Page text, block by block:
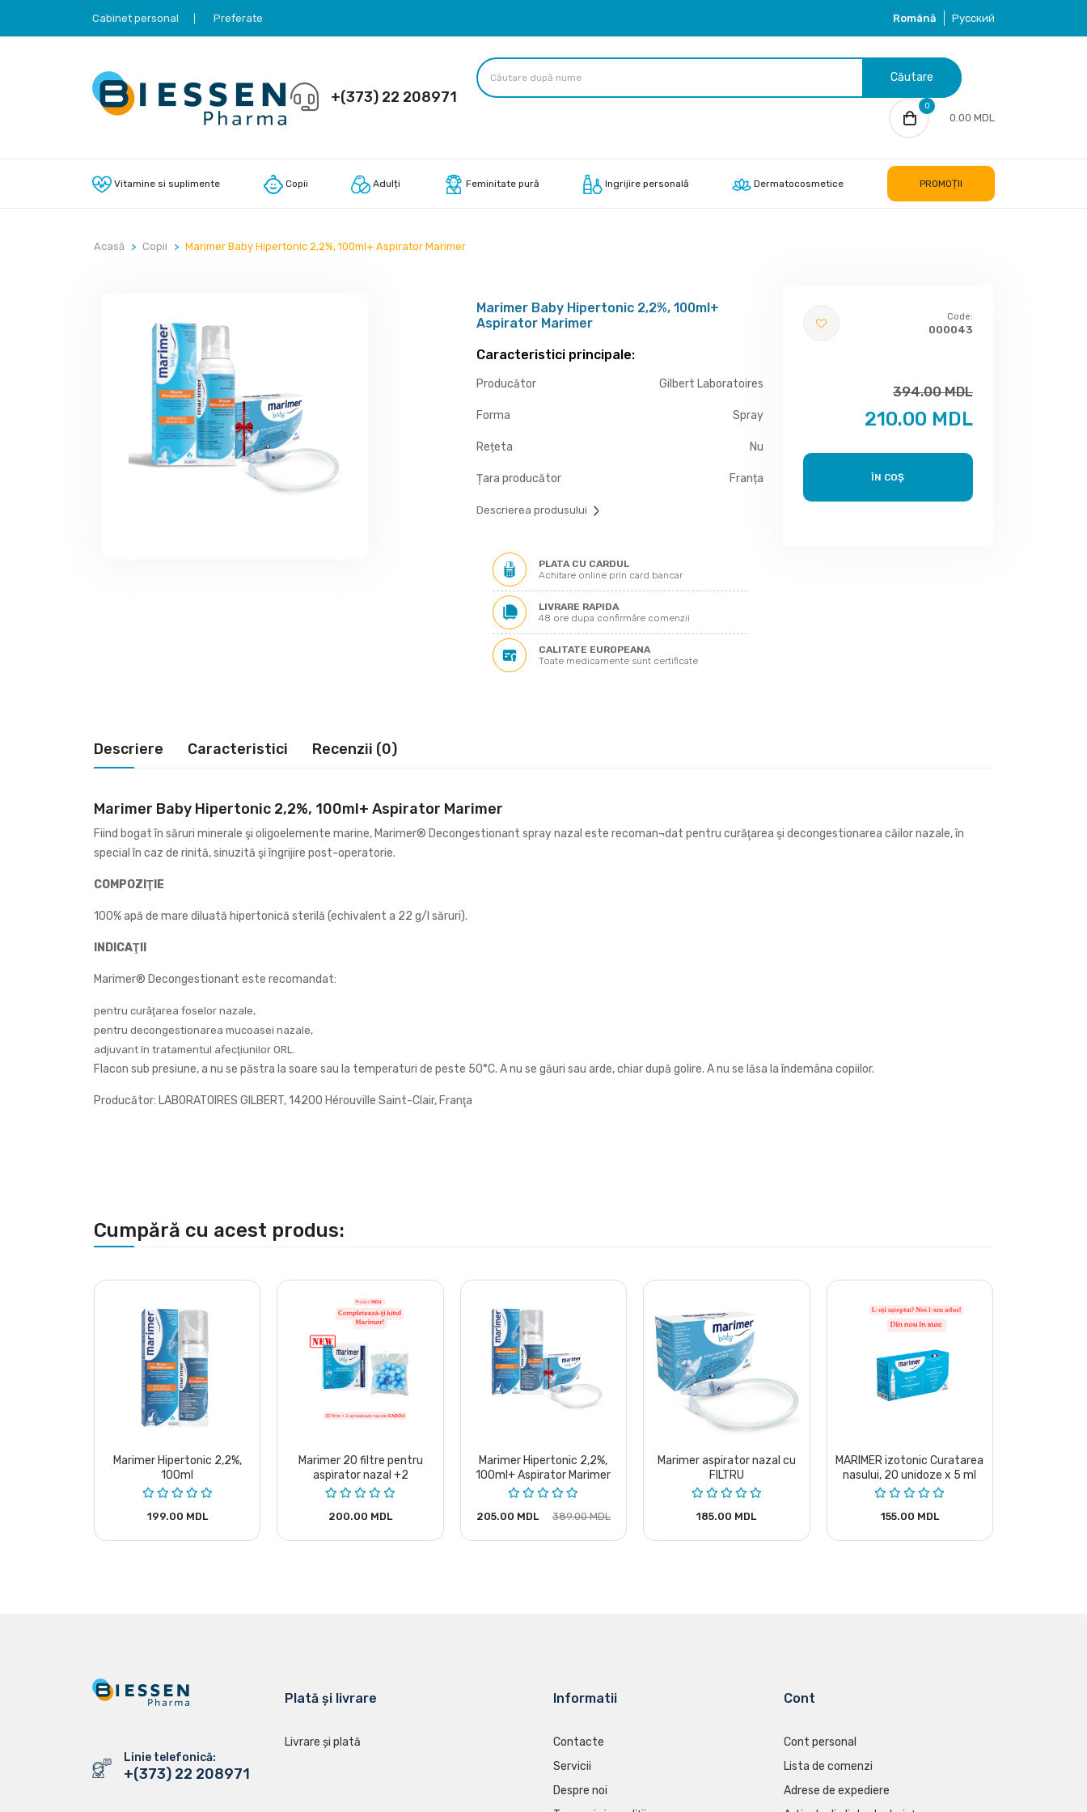
Cabinet personal Preferate Română Русский
+(373) 22 208971
Căutare
0
0.00 MDL
Vitamine si suplimente Copii Adulți Feminitate pură Ingrijire personală Dermatocosmetice PROMOȚII
Acasă Copii Marimer Baby Hipertonic 2,2%, 100ml+ Aspirator Marimer
Marimer Baby Hipertonic 2,2%, 100ml+
Aspirator Marimer
Caracteristici principale:
Producător Gilbert Laboratoires
Forma Spray
Rețeta Nu
Țara producător Franța
Descrierea produsului
PLATA CU CARDUL
Achitare online prin card bancar
LIVRARE RAPIDA
48 ore dupa confirmăre comenzii
CALITATE EUROPEANA
Toate medicamente sunt certificate
Code:
000043
394.00 MDL
210.00 MDL
ÎN COȘ
Descriere Caracteristici Recenzii (0)
Marimer Baby Hipertonic 2,2%, 100ml+ Aspirator Marimer
Fiind bogat în săruri minerale şi oligoelemente marine, Marimer® Decongestionant spray nazal este recoman¬dat pentru curăţarea şi decongestionarea căilor nazale, în
special în caz de rinită, sinuzită şi îngrijire post-operatorie.
COMPOZIŢIE
100% apă de mare diluată hipertonică sterilă (echivalent a 22 g/l săruri).
INDICAŢII
Marimer® Decongestionant este recomandat:
pentru curăţarea foselor nazale,
pentru decongestionarea mucoasei nazale,
adjuvant în tratamentul afecţiunilor ORL.
Flacon sub presiune, a nu se păstra la soare sau la temperaturi de peste 50°C. A nu se găuri sau arde, chiar după golire. A nu se lăsa la îndemâna copiilor.
Producător: LABORATOIRES GILBERT, 14200 Hérouville Saint-Clair, Franţa
Cumpără cu acest produs:
Marimer Hipertonic 2,2%,
100ml
199.00 MDL
Marimer 20 filtre pentru
aspirator nazal +2
aplicatoare
200.00 MDL
Marimer Hipertonic 2,2%,
100ml+ Aspirator Marimer
205.00 MDL 389.00 MDL
Marimer aspirator nazal cu
FILTRU
185.00 MDL
MARIMER izotonic Curatarea
nasului, 20 unidoze x 5 ml
155.00 MDL
Linie telefonică:
+(373) 22 208971
Plată și livrare
Livrare și plată
Informatii
Contacte
Servicii
Despre noi
Cont
Cont personal
Lista de comenzi
Adrese de expediere